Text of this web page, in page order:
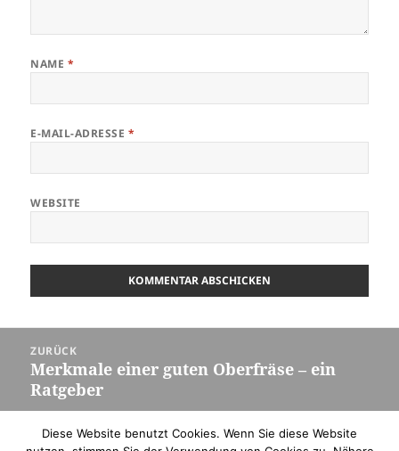
NAME *
E-MAIL-ADRESSE *
WEBSITE
ZURÜCK
Vorheriger
Beitrag:
Merkmale einer guten Oberfräse – ein
Ratgeber
WEITER
Diese Website benutzt Cookies. Wenn Sie diese Website